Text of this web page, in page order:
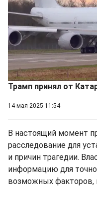
Трамп принял от
14 мая 2025 11:54
В настоящий момент
расследование для
и причин трагедии.
информацию для
возможных факторов,